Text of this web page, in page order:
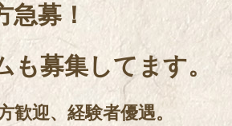
募！
も募集してます。
迎、経験者優遇。